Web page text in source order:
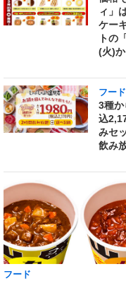
ィ」
ケー
トの
(火)
フード
3種
込
みセ
飲み
フード